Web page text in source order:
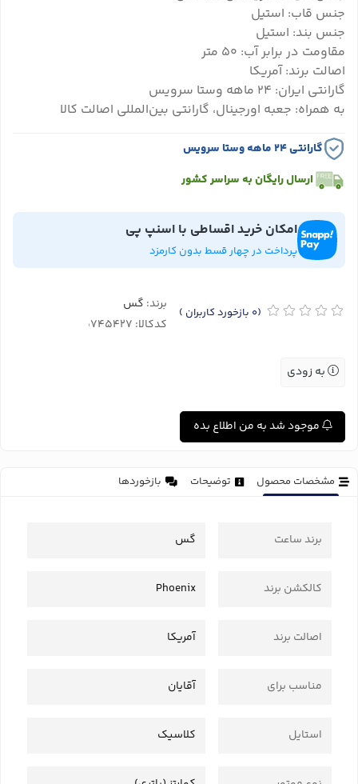
جنس قاب: استیل
جنس بند: استیل
مقاومت در برابر آب: ۵۰ متر
اصالت برند: آمریکا
گارانتی ایران: ۲۴ ماهه وستا سرویس
به همراه: جعبه اورجینال، گارانتی بین‌المللی اصالت کالا
گارانتی ۲۴ ماهه وستا سرویس
ارسال رایگان به سراسر کشور
امکان خرید اقساطی با اسنپ پی
پرداخت در چهار قسط بدون کارمزد
(0 بازخورد کاربران ) برند: گس
کدکالا:
به زودی
موجود شد به من اطلاع بده
مشخصات محصول توضیحات بازخوردها
برند ساعت گس
کالکشن برند Phoenix
اصالت برند آمریکا
مناسب برای آقایان
استایل کلاسیک